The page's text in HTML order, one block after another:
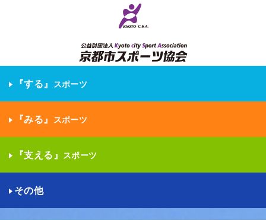
『する』 スポーツ
『みる』 スポーツ
『支える』 スポーツ
その他